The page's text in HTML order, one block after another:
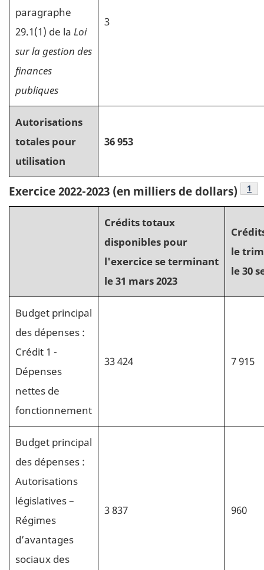
paragraphe
29.1(1) de la Loi
sur la gestion des
finances
publiques
3
Autorisations
totales pour
utilisation
36 953
Exercice 2022-2023 (en milliers de dollars) 1
Crédits totaux
disponibles pour
l'exercice se terminant
le 31 mars 2023
le
le 30
Budget principal
des dépenses :
Crédit 1 -
Dépenses
nettes de
fonctionnement
33 424 7 915
Budget principal
des dépenses :
Autorisations
législatives –
Régimes
d’avantages
sociaux des
3 837 960